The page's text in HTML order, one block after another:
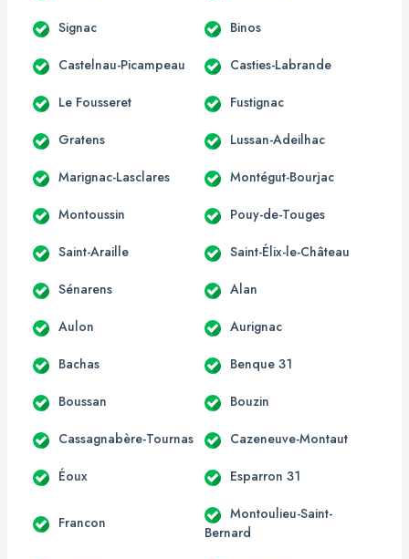
Signac Binos
Castelnau-Picampeau Casties-Labrande
Le Fousseret Fustignac
Gratens Lussan-Adeilhac
Marignac-Lasclares Montégut-Bourjac
Montoussin Pouy-de-Touges
Saint-Araille Saint-Élix-le-Château
Sénarens Alan
Aulon Aurignac
Bachas Benque 31
Boussan Bouzin
Cassagnabère-Tournas Cazeneuve-Montaut
Éoux Esparron 31
Francon
Montoulieu-Saint-
Bernard